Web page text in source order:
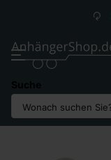
Teilen Sie